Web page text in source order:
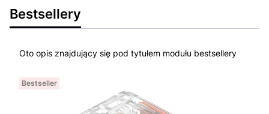
Bestsellery
Oto opis znajdujący się pod tytułem modułu bestsellery
Bestseller